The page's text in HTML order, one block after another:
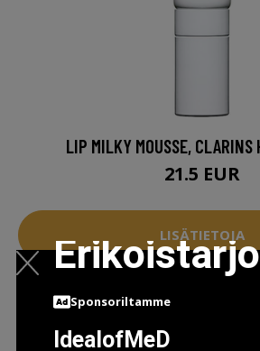
LIP MILKY MOUSSE, CLARINS
21.5 EUR
LISÄTIETOJA
Sponsoriltamme
IdealofMeD